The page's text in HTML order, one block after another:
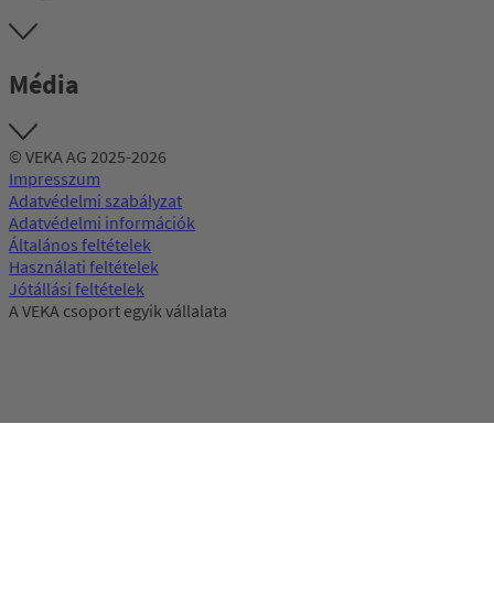
Média
© VEKA AG 2025-2026
Impresszum
Adatvédelmi szabályzat
Adatvédelmi információk
Általános feltételek
Használati feltételek
Jótállási feltételek
A VEKA csoport egyik vállalata